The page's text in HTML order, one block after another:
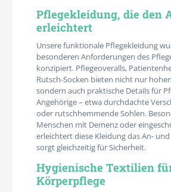
Pflegekleidung, die den
erleichtert
Unsere funktionale Pflegekleidung
besonderen Anforderungen des
konzipiert. Pflegeoveralls,
Rutsch-Socken bieten nicht nur
sondern auch praktische Details für
Angehörige – etwa durchdachte
oder rutschhemmende Sohlen.
Menschen mit Demenz oder
erleichtert diese Kleidung das An-
sorgt gleichzeitig für Sicherheit.
Hygienische Textilien
Körperpflege